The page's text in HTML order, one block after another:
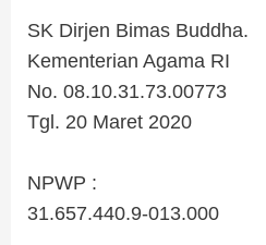
SK Dirjen Bimas Buddha.
Kementerian Agama RI
No. 08.10.31.73.00773
Tgl. 20 Maret 2020
NPWP :
31.657.440.9-013.000